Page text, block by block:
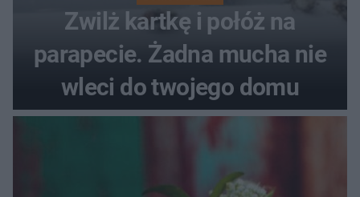
Zwilż kartkę i połóż na
parapecie. Żadna mucha nie
wleci do twojego domu